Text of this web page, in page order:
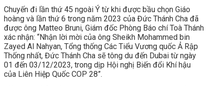
Chuyến đi lần thứ 45 ngoài Ý từ khi được bầu chọn Giáo
hoàng và lần thứ 6 trong năm 2023 của Đức Thánh Cha đã
được ông Matteo Bruni, Giám đốc Phòng Báo chí Toà Thánh
xác nhận: “Nhận lời mời của ông Sheikh Mohammed bin
Zayed Al Nahyan, Tổng thống Các Tiểu Vương quốc Ả Rập
Thống nhất, Đức Thánh Cha sẽ tông du đến Dubai từ ngày
01 đến 03/12/2023, trong dịp Hội nghị Biến đổi Khí hậu
của Liên Hiệp Quốc COP 28”.